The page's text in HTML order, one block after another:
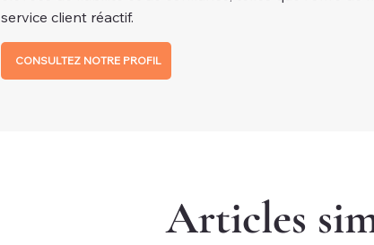
service client réactif.
CONSULTEZ NOTRE PROFIL
Articles